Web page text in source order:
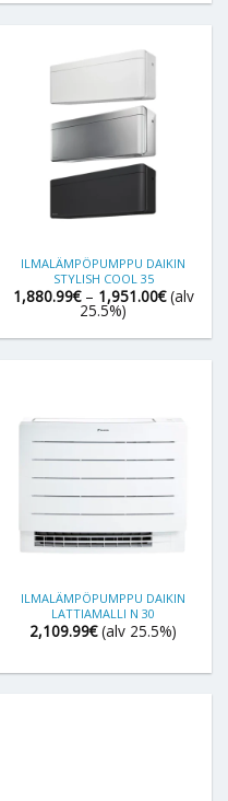
ILMALÄMPÖPUMPPU DAIKIN
STYLISH COOL 35
1,880.99€ – 1,951.00€ (alv
25.5%)
ILMALÄMPÖPUMPPU DAIKIN
LATTIAMALLI N 30
2,109.99€ (alv 25.5%)